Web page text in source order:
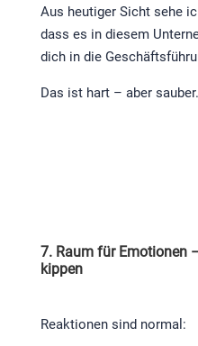
Aus heutiger Sicht sehe
dass es in diesem
dich in die
Das ist hart – aber sauber.
7. Raum für Emotionen
kippen
Reaktionen sind normal: